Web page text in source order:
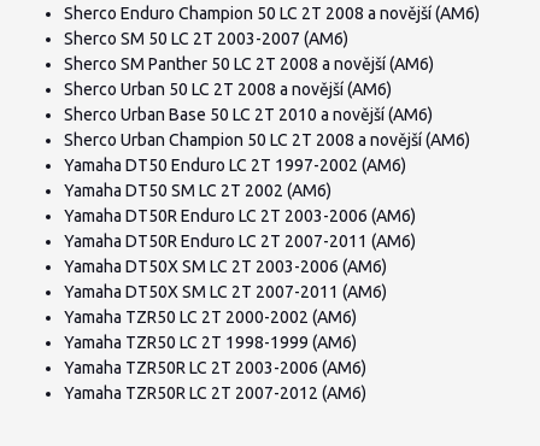
Sherco Enduro Champion 50 LC 2T 2008 a novější (AM6)
Sherco SM 50 LC 2T 2003-2007 (AM6)
Sherco SM Panther 50 LC 2T 2008 a novější (AM6)
Sherco Urban 50 LC 2T 2008 a novější (AM6)
Sherco Urban Base 50 LC 2T 2010 a novější (AM6)
Sherco Urban Champion 50 LC 2T 2008 a novější (AM6)
Yamaha DT50 Enduro LC 2T 1997-2002 (AM6)
Yamaha DT50 SM LC 2T 2002 (AM6)
Yamaha DT50R Enduro LC 2T 2003-2006 (AM6)
Yamaha DT50R Enduro LC 2T 2007-2011 (AM6)
Yamaha DT50X SM LC 2T 2003-2006 (AM6)
Yamaha DT50X SM LC 2T 2007-2011 (AM6)
Yamaha TZR50 LC 2T 2000-2002 (AM6)
Yamaha TZR50 LC 2T 1998-1999 (AM6)
Yamaha TZR50R LC 2T 2003-2006 (AM6)
Yamaha TZR50R LC 2T 2007-2012 (AM6)